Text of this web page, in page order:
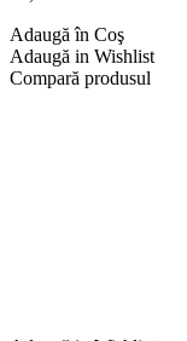
Adaugă în Coş
Adaugă in Wishlist
Compară produsul